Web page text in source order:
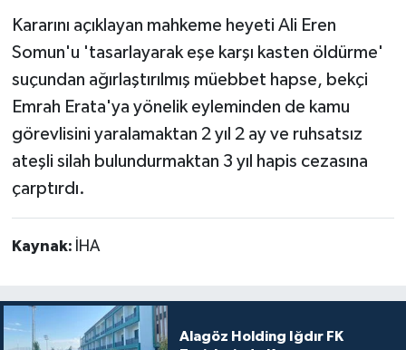
Kararını açıklayan mahkeme heyeti Ali Eren
Somun'u 'tasarlayarak eşe karşı kasten öldürme'
suçundan ağırlaştırılmış müebbet hapse, bekçi
Emrah Erata'ya yönelik eyleminden de kamu
görevlisini yaralamaktan 2 yıl 2 ay ve ruhsatsız
ateşli silah bulundurmaktan 3 yıl hapis cezasına
çarptırdı.
Kaynak: İHA
Alagöz Holding Iğdır FK